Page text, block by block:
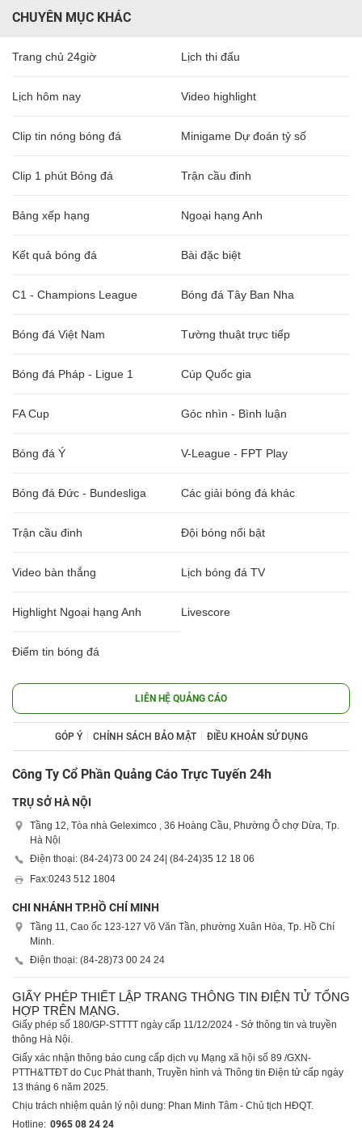
CHUYÊN MỤC KHÁC
Trang chủ 24giờ Lịch thi đấu
Lịch hôm nay Video highlight
Clip tin nóng bóng đá Minigame Dự đoán tỷ số
Clip 1 phút Bóng đá Trận cầu đinh
Bảng xếp hạng Ngoại hạng Anh
Kết quả bóng đá Bài đặc biệt
C1 - Champions League Bóng đá Tây Ban Nha
Bóng đá Việt Nam Tường thuật trực tiếp
Bóng đá Pháp - Ligue 1 Cúp Quốc gia
FA Cup Góc nhìn - Bình luận
Bóng đá Ý V-League - FPT Play
Bóng đá Đức - Bundesliga Các giải bóng đá khác
Trận cầu đinh Đội bóng nổi bật
Video bàn thắng Lịch bóng đá TV
Highlight Ngoại hạng Anh Livescore
Điểm tin bóng đá
LIÊN HỆ QUẢNG CÁO
GÓP Ý CHÍNH SÁCH BẢO MẬT ĐIỀU KHOẢN SỬ DỤNG
Công Ty Cổ Phần Quảng Cáo Trực Tuyến 24h
TRỤ SỞ HÀ NỘI
Tầng 12, Tòa nhà Geleximco , 36 Hoàng Cầu, Phường Ô chợ Dừa, Tp.
Hà Nội
Điện thoại: (84-24)73 00 24 24 | (84-24)35 12 18 06
Fax:0243 512 1804
CHI NHÁNH TP.HỒ CHÍ MINH
Tầng 11, Cao ốc 123-127 Võ Văn Tần, phường Xuân Hòa, Tp. Hồ Chí
Minh.
Điện thoại: (84-28)73 00 24 24
GIẤY PHÉP THIẾT LẬP TRANG THÔNG TIN ĐIỆN TỬ TỔNG
HỢP TRÊN MẠNG.
Giấy phép số 180/GP-STTTT ngày cấp 11/12/2024 - Sở thông tin và truyền
thông Hà Nội.
Giấy xác nhận thông báo cung cấp dịch vụ Mạng xã hội số 89 /GXN-
PTTH&TTĐT do Cục Phát thanh, Truyền hình và Thông tin Điện tử cấp ngày
13 tháng 6 năm 2025.
Chịu trách nhiệm quản lý nội dung: Phan Minh Tâm - Chủ tịch HĐQT.
Hotline: 0965 08 24 24